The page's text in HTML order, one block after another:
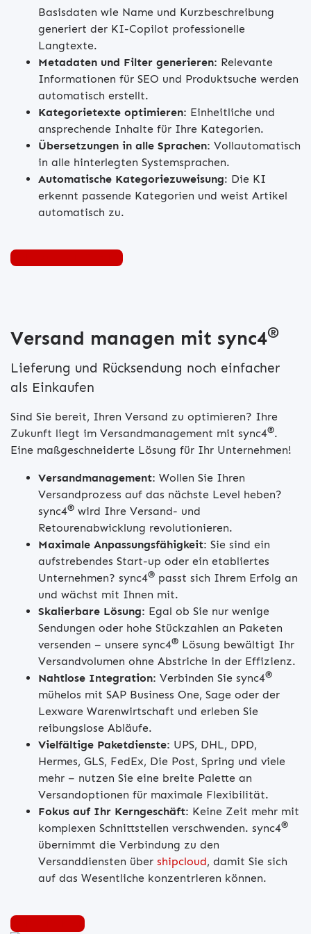
Basisdaten wie Name und Kurzbeschreibung
generiert der KI-Copilot professionelle
Langtexte.
Metadaten und Filter generieren: Relevante
Informationen für SEO und Produktsuche werden
automatisch erstellt.
Kategorietexte optimieren: Einheitliche und
ansprechende Inhalte für Ihre Kategorien.
Übersetzungen in alle Sprachen: Vollautomatisch
in alle hinterlegten Systemsprachen.
Automatische Kategoriezuweisung: Die KI
erkennt passende Kategorien und weist Artikel
automatisch zu.
Mehr zum KI-Copilot
Versand managen mit sync4®
Lieferung und Rücksendung noch einfacher
als Einkaufen
Sind Sie bereit, Ihren Versand zu optimieren? Ihre
Zukunft liegt im Versandmanagement mit sync4®.
Eine maßgeschneiderte Lösung für Ihr Unternehmen!
Versandmanagement: Wollen Sie Ihren
Versandprozess auf das nächste Level heben?
sync4® wird Ihre Versand- und
Retourenabwicklung revolutionieren.
Maximale Anpassungsfähigkeit: Sie sind ein
aufstrebendes Start-up oder ein etabliertes
Unternehmen? sync4® passt sich Ihrem Erfolg an
und wächst mit Ihnen mit.
Skalierbare Lösung: Egal ob Sie nur wenige
Sendungen oder hohe Stückzahlen an Paketen
versenden – unsere sync4® Lösung bewältigt Ihr
Versandvolumen ohne Abstriche in der Effizienz.
Nahtlose Integration: Verbinden Sie sync4®
mühelos mit SAP Business One, Sage oder der
Lexware Warenwirtschaft und erleben Sie
reibungslose Abläufe.
Vielfältige Paketdienste: UPS, DHL, DPD,
Hermes, GLS, FedEx, Die Post, Spring und viele
mehr – nutzen Sie eine breite Palette an
Versandoptionen für maximale Flexibilität.
Fokus auf Ihr Kerngeschäft: Keine Zeit mehr mit
komplexen Schnittstellen verschwenden. sync4®
übernimmt die Verbindung zu den
Versanddiensten über shipcloud, damit Sie sich
auf das Wesentliche konzentrieren können.
Mehr Erfahren